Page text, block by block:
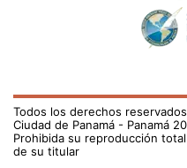
Todos los derechos
Ciudad de Panamá - Panamá
Prohibida su reproducción
de su titular